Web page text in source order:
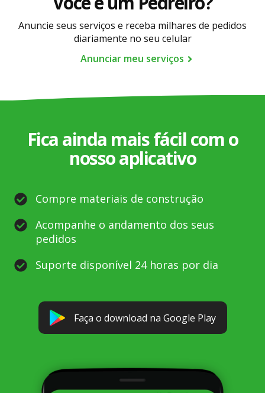
é de comum acordo entre você e o profissional.
Anuncie seus serviços e receba milhares de pedidos
diariamente no seu celular
Anunciar meu serviços
Fica ainda mais fácil com o
nosso aplicativo
Compre materiais de construção
Acompanhe o andamento dos seus
pedidos
Suporte disponível 24 horas por dia
Faça o download na Google Play